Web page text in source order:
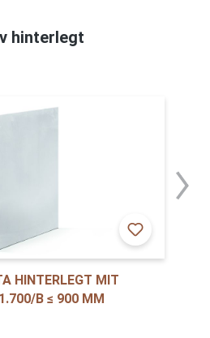
hinterlegt
B ≤ 900 MM